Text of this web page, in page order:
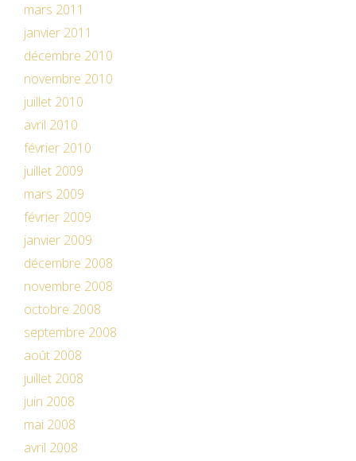
mars 2011
janvier 2011
décembre 2010
novembre 2010
juillet 2010
avril 2010
février 2010
juillet 2009
mars 2009
février 2009
janvier 2009
décembre 2008
novembre 2008
octobre 2008
septembre 2008
août 2008
juillet 2008
juin 2008
mai 2008
avril 2008